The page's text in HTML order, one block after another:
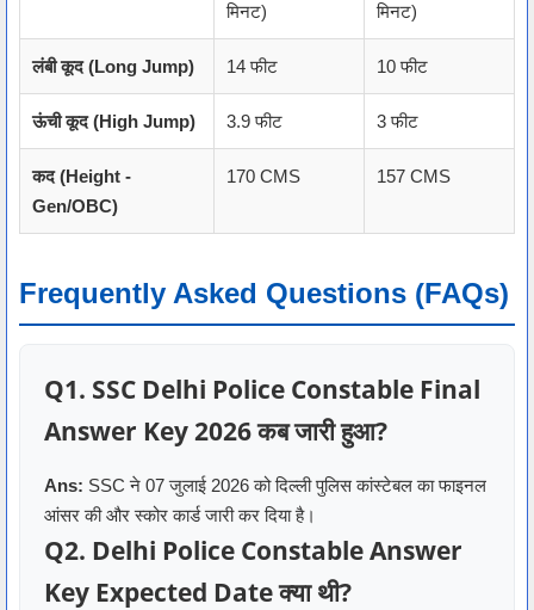
मिनट)
मिनट)
लंबी कूद (Long Jump) 14 फीट 10 फीट
ऊंची कूद (High Jump) 3.9 फीट 3 फीट
कद (Height -
Gen/OBC)
170 CMS 157 CMS
Frequently Asked Questions (FAQs)
Q1. SSC Delhi Police Constable Final
Answer Key 2026 कब जारी हुआ?
Ans: SSC ने 07 जुलाई 2026 को दिल्ली पुलिस कांस्टेबल का फाइनल
आंसर की और स्कोर कार्ड जारी कर दिया है।
Q2. Delhi Police Constable Answer
Key Expected Date क्या थी?